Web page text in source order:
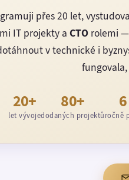
přes 20 let,
IT projekty a CTOrolemi —
v technické i
20+
let vývoje
80+
dodaných projektůročně